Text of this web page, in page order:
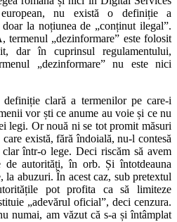
nu există o definiție a
la noțiunea de „conținut ilegal”.
„dezinformare” este folosit
în cuprinsul regulamentului,
„dezinformare” nu este nici
clară a termenilor pe care-i
vor ști ce anume au voie și ce nu
legi. Or nouă ni se tot promit măsuri
există, fără îndoială, nu-l contesă
într-o lege. Deci riscăm să avem
de autorități, în orb. Și întotdeauna
la abuzuri. În acest caz, sub pretextul
pot profita ca să limiteze
„adevărul oficial”, deci cenzura.
numai, am văzut că s-a și întâmplat